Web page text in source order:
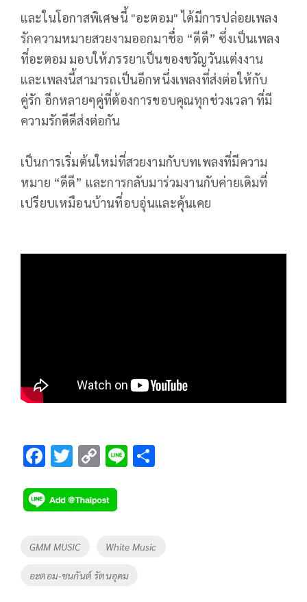
และในโอกาสพิเศษนี้ "อะตอม" ได้มีการปล่อยเพลง
รักความหมายสวยงามออกมาชื่อ “ดีดี” ซึ่งเป็นเพลง
ที่อะตอม มอบให้ภรรยาเป็นของขวัญวันแต่งงาน
และเพลงนี้สามารถเป็นอีกหนึ่งเพลงที่ส่งต่อให้กับ
คู่รัก อีกหลายๆคู่ที่ต้องการขอบคุณทุกช่วงเวลา ที่มี
ความรักดีดีส่งต่อกัน
เป็นการเริ่มต้นใหม่ที่สวยงามกับบทเพลงที่มีความ
หมาย “ดีดี” และการกลับมาร่วมงานกับค่ายเดิมที่
เปรียบเหมือนบ้านที่อบอุ่นและคุ้นเคย
F
e
b
o
k
T
tt
er
C
p
y
Li
n
k
Li
Tags
GMM MUSIC White Music
อะตอม-ชนกันต์ รัตนอุดม